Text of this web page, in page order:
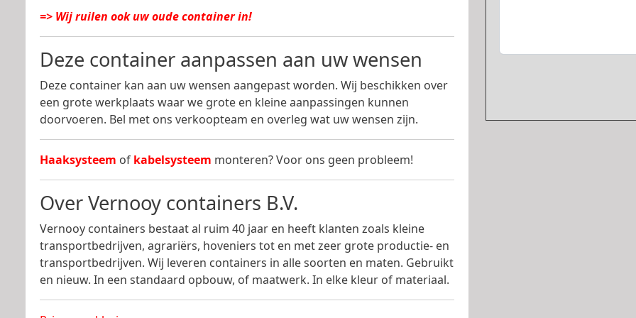
=> Wij ruilen ook uw oude container in!
Deze container aanpassen aan uw wensen
Deze container kan aan uw wensen aangepast worden. Wij beschikken over
een grote werkplaats waar we grote en kleine aanpassingen kunnen
doorvoeren. Bel met ons verkoopteam en overleg wat uw wensen zijn.
Haaksysteem of kabelsysteem monteren? Voor ons geen probleem!
Over Vernooy containers B.V.
Vernooy containers bestaat al ruim 40 jaar en heeft klanten zoals kleine
transportbedrijven, agrariërs, hoveniers tot en met zeer grote productie- en
transportbedrijven. Wij leveren containers in alle soorten en maten. Gebruikt
en nieuw. In een standaard opbouw, of maatwerk. In elke kleur of materiaal.